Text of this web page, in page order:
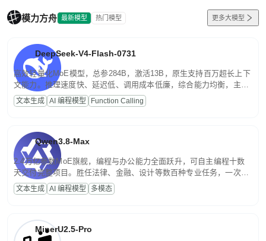
模力方舟 最新模型 热门模型 更多大模型
DeepSeek-V4-Flash-0731
高效轻量化MoE模型，总参284B，激活13B，原生支持百万超长上下
文能力。推理速度快、延迟低、调用成本低廉，综合能力均衡，主打
高并发、轻量化任务，适合日常对话、内容创作、基础 RAG、批量
文案处理等普惠刚需场景。
文本生成 AI 编程模型 Function Calling
Qwen3.8-Max
2.4万亿参数MoE旗舰，编程与办公能力全面跃升，可自主编程十数
天交付完整项目。胜任法律、金融、设计等数百种专业任务，一次对
话端到端交付生产级成果。原生视觉理解贯穿规划、执行与验证全流
程，支持超长文档与长视频的深度语义解析。长程任务中自主规划与
文本生成 AI 编程模型 多模态
MinerU2.5-Pro